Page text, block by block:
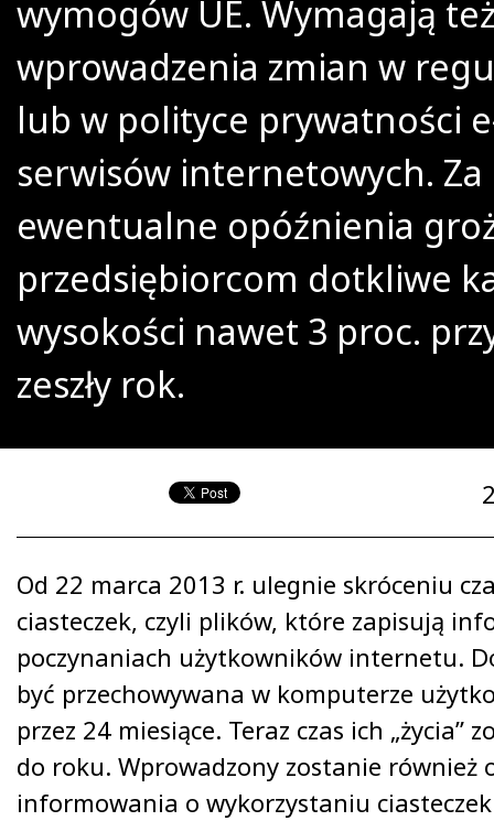
wymogów UE. Wymagają
wprowadzenia zmian w
lub w polityce prywatności
serwisów internetowych. Za
ewentualne opóźnienia
przedsiębiorcom dotkliwe
wysokości nawet 3 proc.
zeszły rok.
Od 22 marca 2013 r. ulegnie skróceniu
ciasteczek, czyli plików, które zapisują
poczynaniach użytkowników internetu.
być przechowywana w komputerze
przez 24 miesiące. Teraz czas ich „życia”
do roku. Wprowadzony zostanie również
informowania o wykorzystaniu